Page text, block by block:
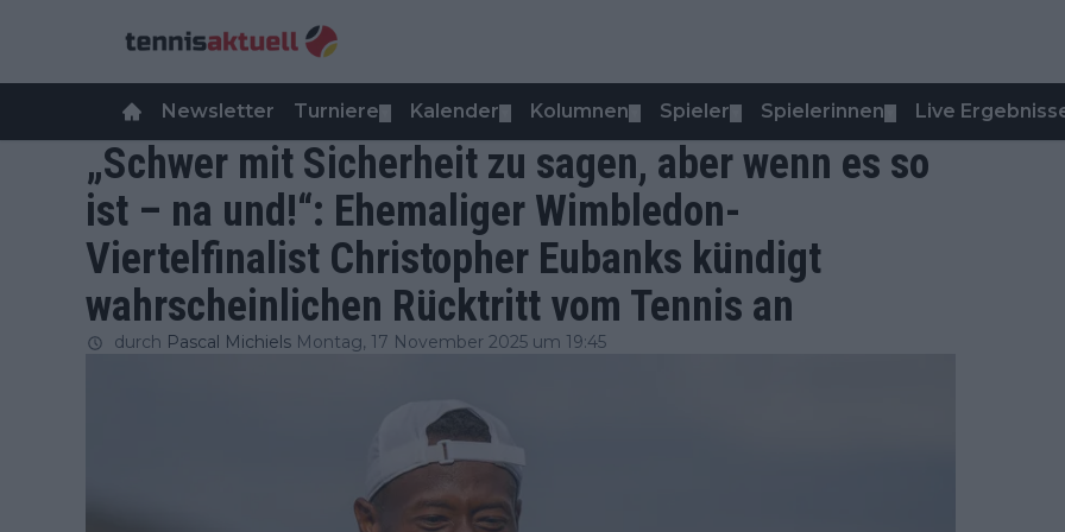
Newsletter Turniere Kalender Kolumnen Spieler Spielerinnen Live
„Schwer mit Sicherheit zu sagen, aber wenn es so
ist – na und!“: Ehemaliger Wimbledon-
Viertelfinalist Christopher Eubanks kündigt
wahrscheinlichen Rücktritt vom Tennis an
durch Pascal Michiels Montag, 17 November 2025 um 19:45